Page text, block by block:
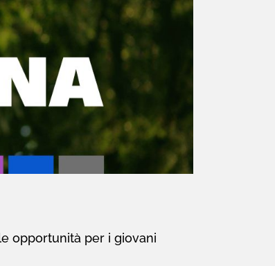
opportunità per i giovani